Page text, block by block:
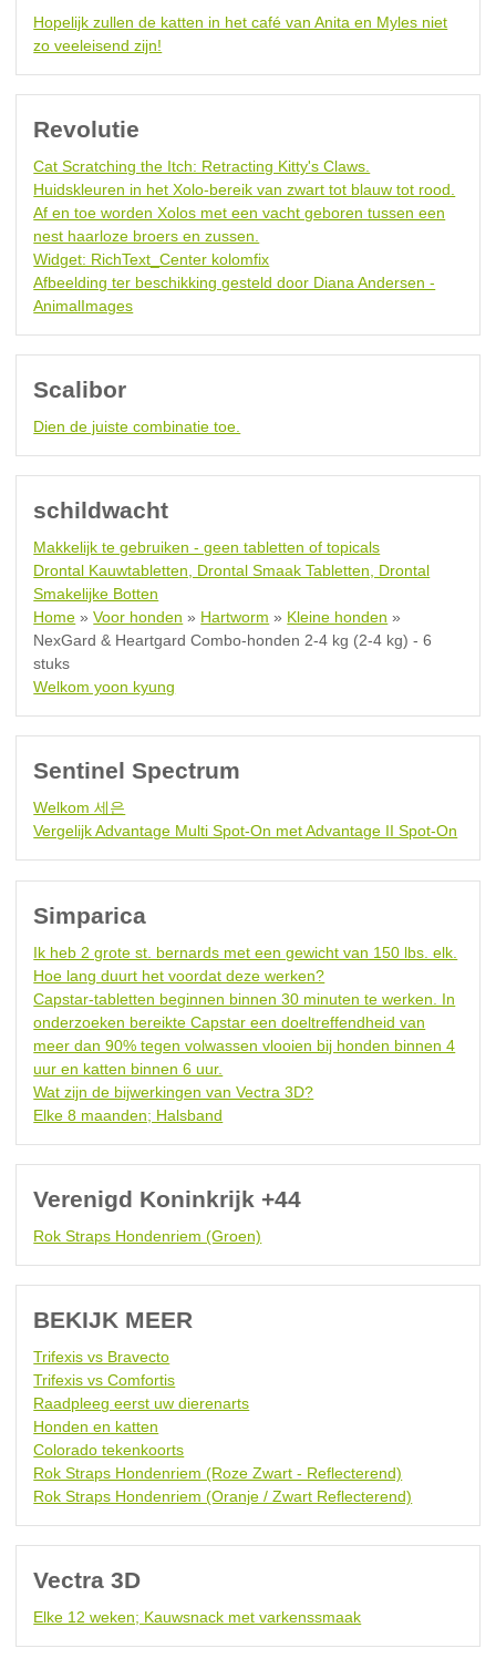
Hopelijk zullen de katten in het café van Anita en Myles niet
zo veeleisend zijn!
Revolutie
Cat Scratching the Itch: Retracting Kitty's Claws.
Huidskleuren in het Xolo-bereik van zwart tot blauw tot rood.
Af en toe worden Xolos met een vacht geboren tussen een
nest haarloze broers en zussen.
Widget: RichText_Center kolomfix
Afbeelding ter beschikking gesteld door Diana Andersen -
AnimalImages
Scalibor
Dien de juiste combinatie toe.
schildwacht
Makkelijk te gebruiken - geen tabletten of topicals
Drontal Kauwtabletten, Drontal Smaak Tabletten, Drontal
Smakelijke Botten
Home »Voor honden » Hartworm » Kleine honden »
NexGard & Heartgard Combo-honden 2-4 kg (2-4 kg) - 6
stuks
Welkom yoon kyung
Sentinel Spectrum
Welkom 세은
Vergelijk Advantage Multi Spot-On met Advantage II Spot-On
Simparica
Ik heb 2 grote st. bernards met een gewicht van 150 lbs. elk.
Hoe lang duurt het voordat deze werken?
Capstar-tabletten beginnen binnen 30 minuten te werken. In
onderzoeken bereikte Capstar een doeltreffendheid van
meer dan 90% tegen volwassen vlooien bij honden binnen 4
uur en katten binnen 6 uur.
Wat zijn de bijwerkingen van Vectra 3D?
Elke 8 maanden; Halsband
Verenigd Koninkrijk +44
Rok Straps Hondenriem (Groen)
BEKIJK MEER
Trifexis vs Bravecto
Trifexis vs Comfortis
Raadpleeg eerst uw dierenarts
Honden en katten
Colorado tekenkoorts
Rok Straps Hondenriem (Roze Zwart - Reflecterend)
Rok Straps Hondenriem (Oranje / Zwart Reflecterend)
Vectra 3D
Elke 12 weken; Kauwsnack met varkenssmaak